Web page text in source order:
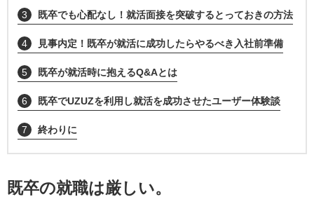
3 既卒でも心配なし！就活面接を突破するとっておきの方法
4 見事内定！既卒が就活に成功したらやるべき入社前準備
5 既卒が就活時に抱えるQ&Aとは
6 既卒でUZUZを利用し就活を成功させたユーザー体験談
7 終わりに
既卒の就職は厳しい。